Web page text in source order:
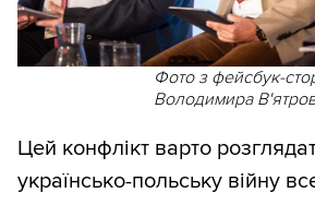
Фото з фейсбук-
Володимира
Цей конфлікт варто
українсько-польську війну